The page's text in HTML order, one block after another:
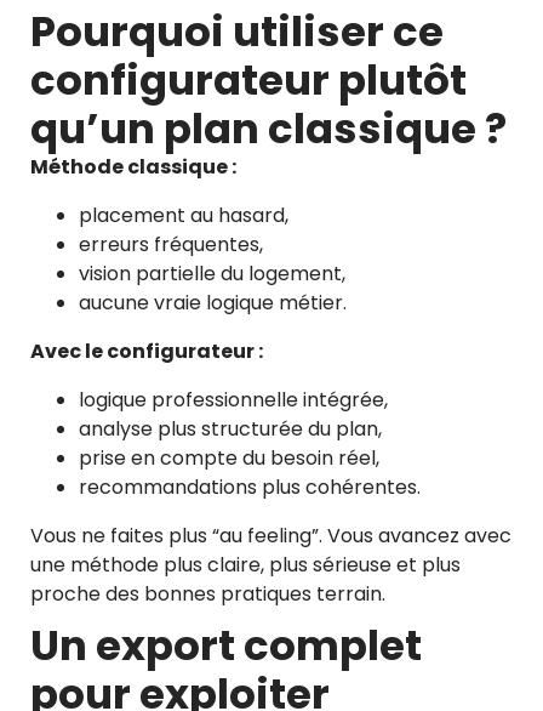
Pourquoi utiliser ce
configurateur plutôt
qu’un plan classique ?
Méthode classique :
placement au hasard,
erreurs fréquentes,
vision partielle du logement,
aucune vraie logique métier.
Avec le configurateur :
logique professionnelle intégrée,
analyse plus structurée du plan,
prise en compte du besoin réel,
recommandations plus cohérentes.
Vous ne faites plus “au feeling”. Vous avancez avec
une méthode plus claire, plus sérieuse et plus
proche des bonnes pratiques terrain.
Un export complet
pour exploiter